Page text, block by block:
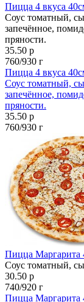
Пицца 4 вкуса
Соус томатный,
запечённое,
пряности.
35.50 р
760/930 г
Пицца 4 вкуса
Соус томатный,
запечённое,
пряности.
35.50 р
760/930 г
Пицца Маргарита
Соус томатный,
30.50 р
740/920 г
Пицца Маргарита